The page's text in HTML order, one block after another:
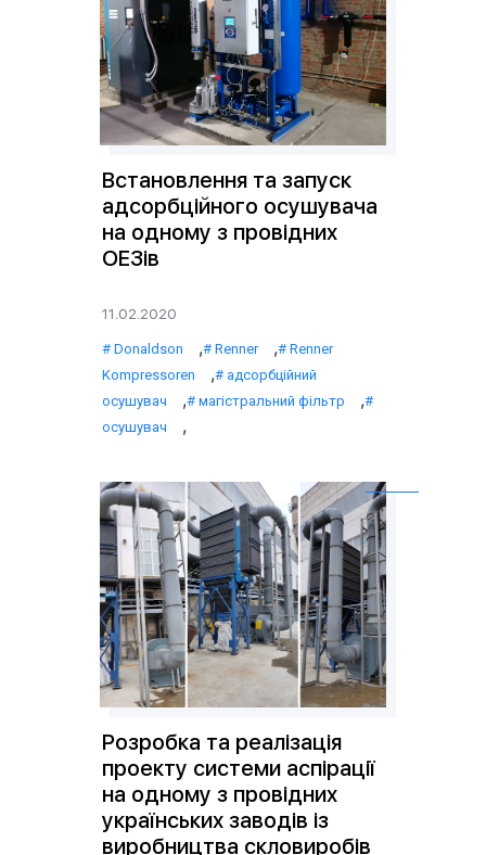
Встановлення та запуск
адсорбційного осушувача
на одному з провідних
ОЕЗів
11.02.2020
Donaldson , Renner ,
Renner
Kompressoren
,
адсорбційний
осушувач
, магістральний фільтр ,
осушувач ,
Розробка та реалізація
проекту системи аспірації
на одному з провідних
українських заводів із
виробництва скловиробів